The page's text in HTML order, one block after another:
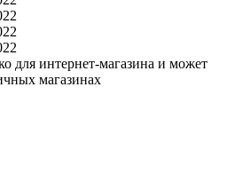
для интернет-магазина и может
магазинах